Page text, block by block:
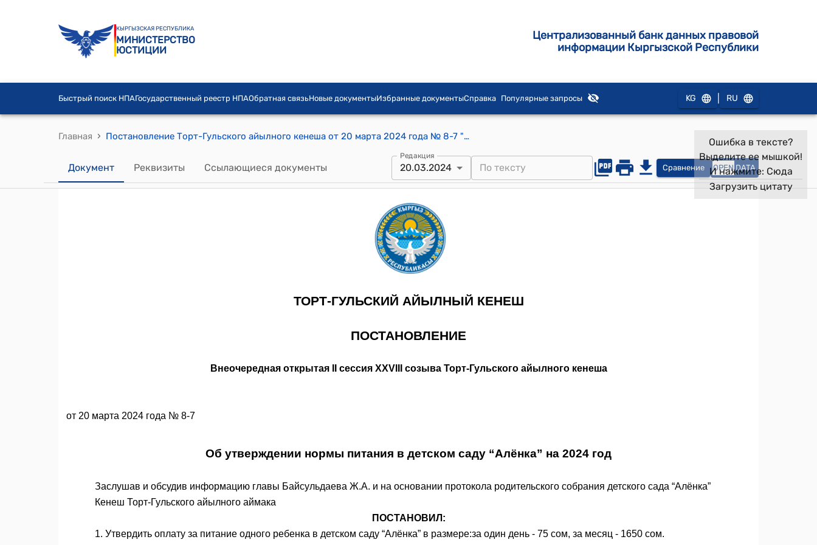
КЫРГЫЗСКАЯ РЕСПУБЛИКА
МИНИСТЕРСТВО
ЮСТИЦИИ
Централизованный банк данных правовой
информации Кыргызской Республики
Быстрый поиск НПАГосударственный реестр НПАОбратная связьНовые документыИзбранные документыСправка Популярные запросы KG RU
Главная › Постановление Торт-Гульского айылного кенеша от 20 марта 2024 года № 8-7 "Об утверждении нормы питания в детском саду “Алёнка” на 2024 год"
Документ Реквизиты Ссылающиеся документы
Редакция
20.03.2024 Сравнение OPEN DATA
Ошибка в тексте?
Выделите ее мышкой!
И нажмите: Сюда
Загрузить цитату